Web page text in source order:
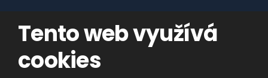
Tento web využívá
cookies